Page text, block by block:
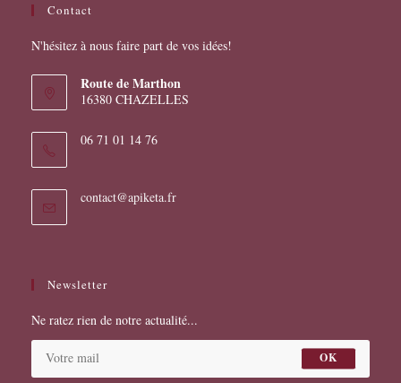
Contact
N'hésitez à nous faire part de vos idées!
Route de Marthon
16380 CHAZELLES
06 71 01 14 76
contact@apiketa.frS’ouvre
Newsletter
Ne ratez rien de notre actualité...
OK